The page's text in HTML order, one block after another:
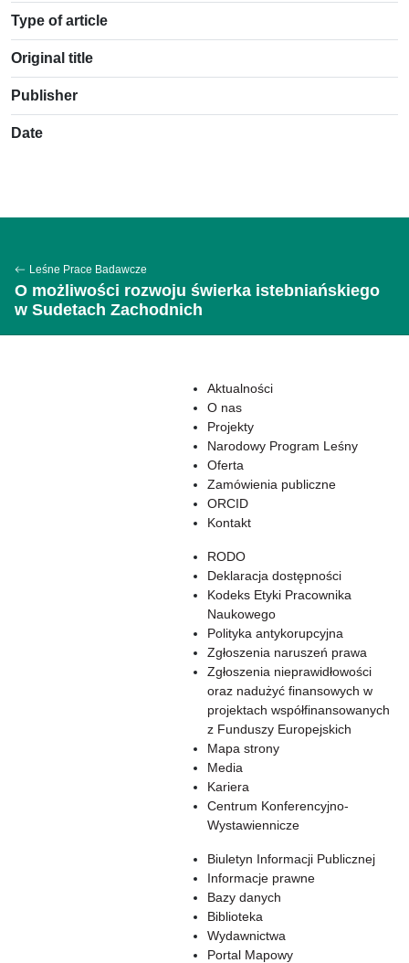
Type of article
Original title
Publisher
Date
Leśne Prace Badawcze
O możliwości rozwoju świerka istebniańskiego
w Sudetach Zachodnich
Aktualności
O nas
Projekty
Narodowy Program Leśny
Oferta
Zamówienia publiczne
ORCID
Kontakt
RODO
Deklaracja dostępności
Kodeks Etyki Pracownika
Naukowego
Polityka antykorupcyjna
Zgłoszenia naruszeń prawa
Zgłoszenia nieprawidłowości
oraz nadużyć finansowych w
projektach współfinansowanych
z Funduszy Europejskich
Mapa strony
Media
Kariera
Centrum Konferencyjno-
Wystawiennicze
Biuletyn Informacji Publicznej
Informacje prawne
Bazy danych
Biblioteka
Wydawnictwa
Portal Mapowy